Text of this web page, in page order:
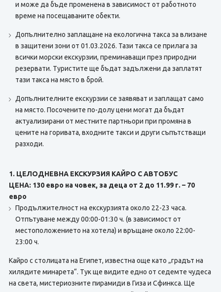
и може да бъде променена в зависимост от работното
време на посещаваните обекти.
Допълнително заплащане на екологична такса за влизане
в защитени зони от 01.03.2026. Тази такса се прилага за
всички морски екскурзии, преминаващи през природни
резервати. Туристите ще бъдат задължени да заплатят
тази такса на място в брой.
Допълнителните екскурзии се заявяват и заплащат само
на място. Посочените по-долу цени могат да бъдат
актуализирани от местните партньори при промяна в
цените на горивата, входните такси и други съпътстващи
разходи.
1. ЦЕЛОДНЕВНА ЕКСКУРЗИЯ КАЙРО С АВТОБУС
ЦЕНА: 130 евро на човек, за деца от 2 до 11.99 г. – 70
евро
Продължителност на екскурзията около 22-23 часа.
Отпътуване между 00:00-01:30 ч. (в зависимост от
местоположението на хотела) и връщане около 22:00-
23:00 ч.
Кайро с столицата на Египет, известна още като „градът на
хилядите минарета“. Тук ще видите едно от седемте чудеса
на света, мистериозните пирамиди в Гиза и Сфинкса. Ще